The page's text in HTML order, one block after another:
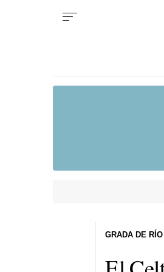
GRADA DE RÍO